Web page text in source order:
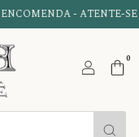
- ATENTE-SE AO
0